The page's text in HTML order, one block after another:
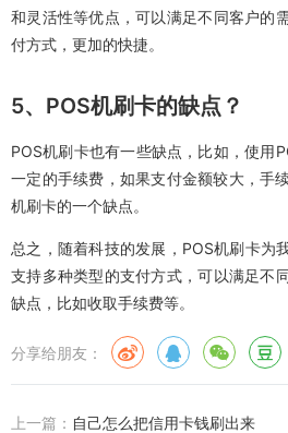
和灵活性等优点，可以满足不同客户的
付方式，更加的快捷。
5、POS机刷卡的缺点？
POS机刷卡也有一些缺点，比如，使用
一定的手续费，如果支付金额较大，手
机刷卡的一个缺点。
总之，随着科技的发展，POS机刷卡为
支持多种类型的支付方式，可以满足不
缺点，比如收取手续费等。
分享给朋友：
上一篇： 自己怎么把信用卡钱刷出来